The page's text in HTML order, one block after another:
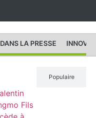
DANS LA PRESSE
Populaire